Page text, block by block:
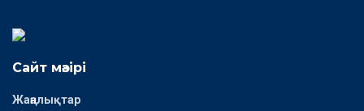
Сайт мәзірі
Жаңалықтар